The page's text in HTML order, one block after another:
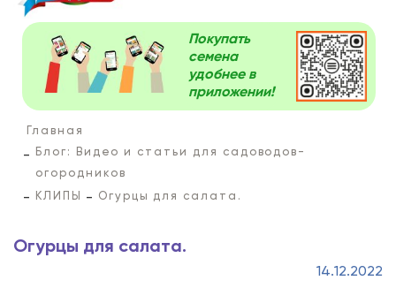
Покупать
семена
удобнее в
приложении!
Главная
Блог: Видео и статьи для садоводов-
огородников
КЛИПЫ
Огурцы для салата.
Огурцы для салата.
14.12.2022